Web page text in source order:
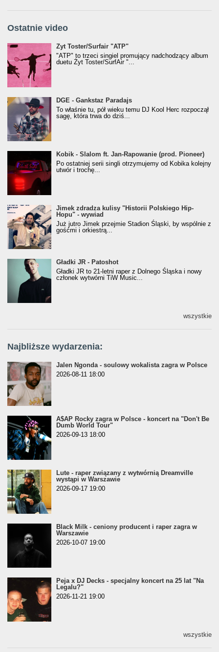
Ostatnie video
Żyt Toster/SurfAir - ATP VIDEO
Żyt Toster/Surfair "ATP"
"ATP" to trzeci singiel promujący nadchodzący album
duetu Żyt Toster/SurfAir "...
donGURALesko z nagrodą za
Klasyczny/Trueschoolowy Album Roku
(Popkillery 2023)
DGE - Gankstaz Paradajs
To właśnie tu, pół wieku temu DJ Kool Herc rozpoczął
sagę, która trwa do dziś...
Kobik - Slalom ft. Jan-Rapowanie (prod. Pioneer)
[Official Music Visualiser]
Kobik - Slalom ft. Jan-Rapowanie (prod. Pioneer)
Po ostatniej serii singli otrzymujemy od Kobika kolejny
utwór i trochę...
Jimek zdradza kulisy "Historii Polskiego Hip-
Hopu" - wywiad
Jimek zdradza kulisy "Historii Polskiego Hip-
Hopu" - wywiad
Już jutro Jimek przejmie Stadion Śląski, by wspólnie z
gośćmi i orkiestrą...
Gładki JR - Patoshot
Gładki JR - Patoshot
Gładki JR to 21-letni raper z Dolnego Śląska i nowy
członek wytwórni TiW Music...
wszystkie
Najbliższe wydarzenia:
Jalen Ngonda - soulowy wokalista zagra w Polsce
2026-08-11 18:00
A$AP Rocky zagra w Polsce - koncert na "Don't Be
Dumb World Tour"
2026-09-13 18:00
Lute - raper związany z wytwórnią Dreamville
wystąpi w Warszawie
2026-09-17 19:00
Black Milk - ceniony producent i raper zagra w
Warszawie
2026-10-07 19:00
Peja x DJ Decks - specjalny koncert na 25 lat "Na
Legalu?"
2026-11-21 19:00
wszystkie